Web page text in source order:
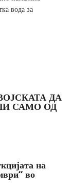
вода за
ДА
САМО ОД
на
во